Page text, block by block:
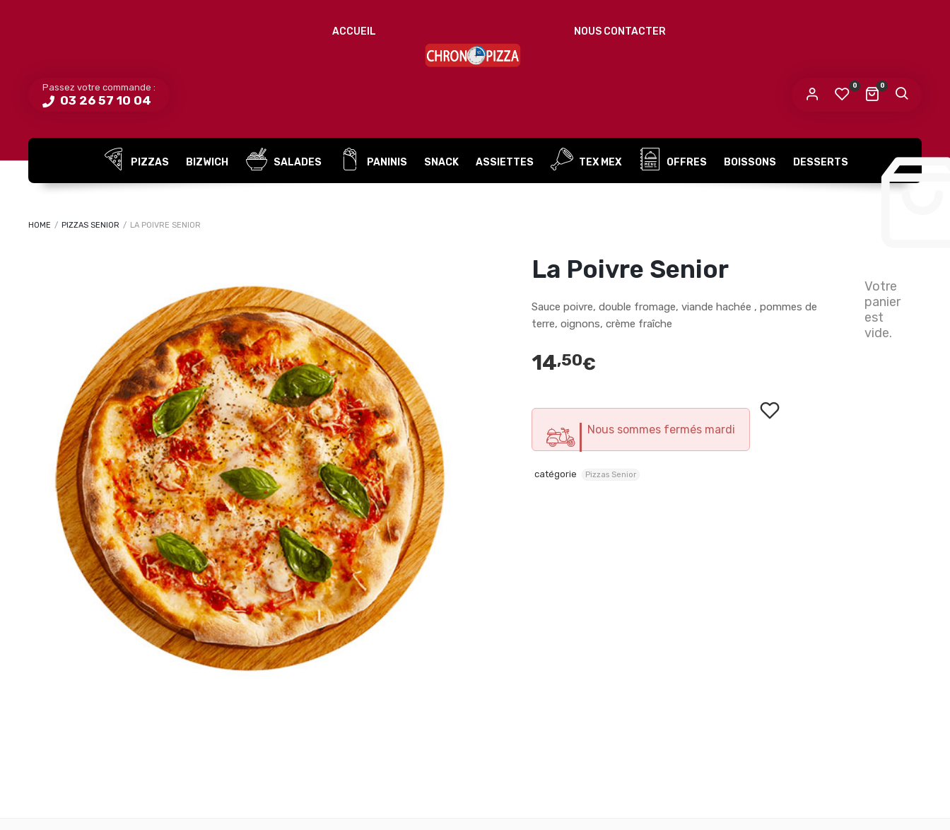
NOUS CONTACTER
ACCUEIL
Passez votre commande :
03 26 57 10 04
0
Votre
panier
est
vide.
0
Mot de passe perdu ?
Un mot de passe sera envoyé vers votre adresse
PIZZAS BIZWICH SALADES PANINIS SNACK ASSIETTES TEX MEX OFFRES BOISSONS DESSERTS
HOME / PIZZAS SENIOR / LA POIVRE SENIOR
La Poivre Senior
Sauce poivre, double fromage, viande hachée , pommes de
terre, oignons, crème fraîche
14,50€
Nous sommes fermés mardi
catégorie Pizzas Senior